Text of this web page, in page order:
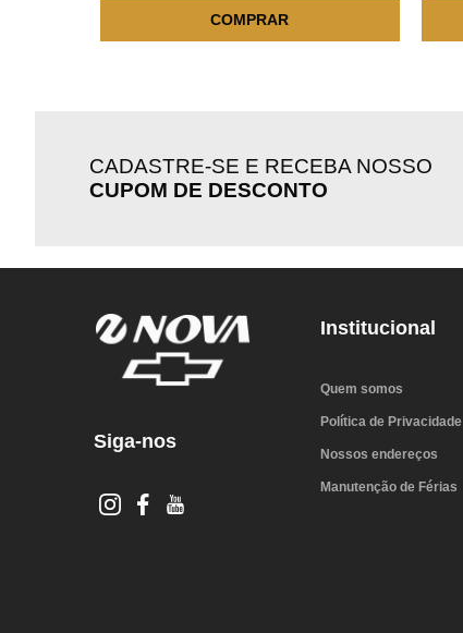
COMPRAR
CADASTRE-SE E RECEBA NOSSO
CUPOM DE DESCONTO
Siga-nos
Institucional
Quem somos
Política de Privacidade
Nossos endereços
Manutenção de Férias